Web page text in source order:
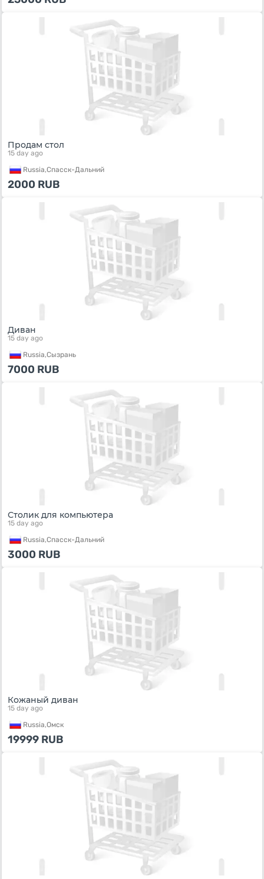
Продам стол
15 day ago
Russia,Спасск-Дальний
2000 RUB
Диван
15 day ago
Russia,Сызрань
7000 RUB
Столик для компьютера
15 day ago
Russia,Спасск-Дальний
3000 RUB
Кожаный диван
15 day ago
Russia,Омск
19999 RUB